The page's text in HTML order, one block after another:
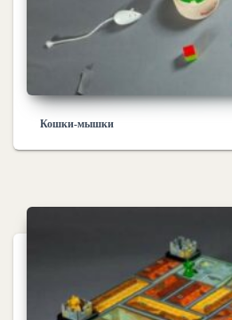
Кошки-мышки